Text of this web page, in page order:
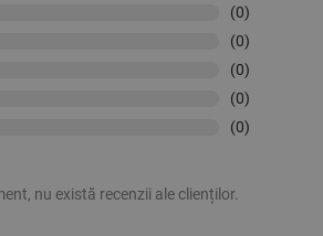
(0)
(0)
(0)
(0)
(0)
nu există recenzii ale clienților.